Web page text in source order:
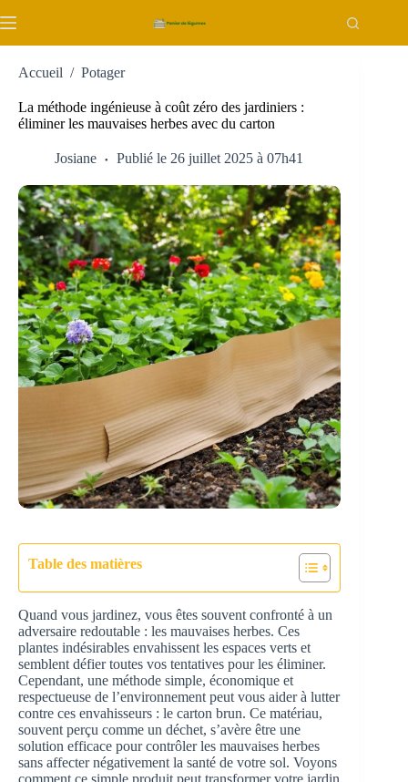
au
Accueil / Potager
La méthode ingénieuse à coût zéro des jardiniers :
éliminer les mauvaises herbes avec du carton
Josiane Publié le 26 juillet 2025 à 07h41
Table des matières
Quand vous jardinez, vous êtes souvent confronté à un
adversaire redoutable : les mauvaises herbes. Ces
plantes indésirables envahissent les espaces verts et
semblent défier toutes vos tentatives pour les éliminer.
Cependant, une méthode simple, économique et
respectueuse de l’environnement peut vous aider à lutter
contre ces envahisseurs : le carton brun. Ce matériau,
souvent perçu comme un déchet, s’avère être une
solution efficace pour contrôler les mauvaises herbes
sans affecter négativement la santé de votre sol. Voyons
comment ce simple produit peut transformer votre jardin